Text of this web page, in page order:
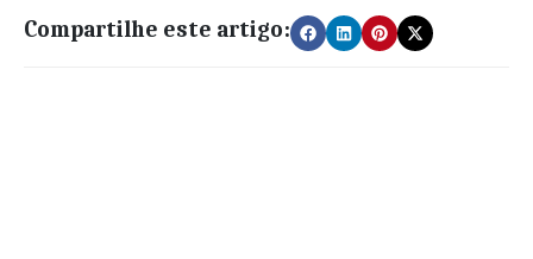
Compartilhe este artigo: